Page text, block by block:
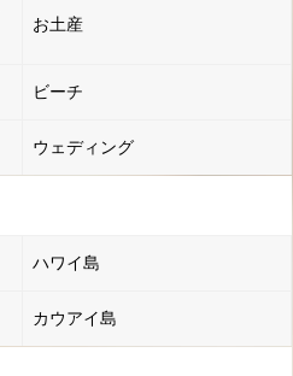
お土産
ビーチ
ウェディング
ハワイ島
カウアイ島